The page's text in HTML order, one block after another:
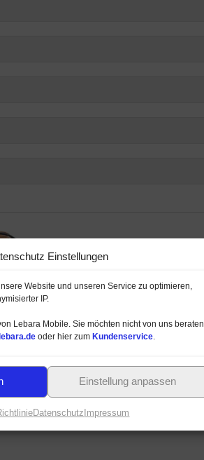
Einstellungen
Website und unseren Service zu optimieren,
IP.
Lebara Mobile. Sie möchten nicht von uns beraten
oder hier zum Kundenservice
Einstellung anpassen
DatenschutzImpressum
Prepaid
Verfügbarkeit prüfen